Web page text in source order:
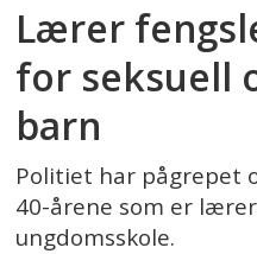
Lærer
for seksuell
barn
Politiet har pågrepet
40-årene som er
ungdomsskole.